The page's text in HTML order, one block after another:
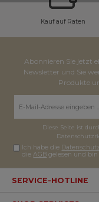
Kauf auf Raten
Abonnieren Sie jetzt
Newsletter und Sie
Produkte
Diese Seite ist
Ich habe die
dieAGB gelesen und
SERVICE-HOTLINE